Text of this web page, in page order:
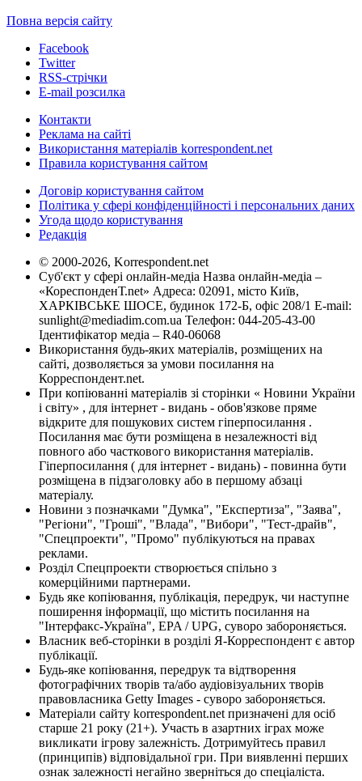
Повна версія сайту
Facebook
Twitter
RSS-стрічки
E-mail розсилка
Контакти
Реклама на сайті
Використання матеріалів korrespondent.net
Правила користування сайтом
Договір користування сайтом
Політика у сфері конфіденційності і персональних даних
Угода щодо користування
Редакція
© 2000-2026, Korrespondent.net
Суб'єкт у сфері онлайн-медіа Назва онлайн-медіа –
«КореспонденТ.net» Адреса: 02091, місто Київ,
ХАРКІВСЬКЕ ШОСЕ, будинок 172-Б, офіс 208/1 E-mail:
sunlight@mediadim.com.ua Телефон: 044-205-43-00
Ідентифікатор медіа – R40-06068
Використання будь-яких матеріалів, розміщених на
сайті, дозволяється за умови посилання на
Корреспондент.net.
При копіюванні матеріалів зі сторінки « Новини України
і світу» , для інтернет - видань - обов'язкове пряме
відкрите для пошукових систем гіперпосилання .
Посилання має бути розміщена в незалежності від
повного або часткового використання матеріалів.
Гіперпосилання ( для інтернет - видань) - повинна бути
розміщена в підзаголовку або в першому абзаці
матеріалу.
Новини з позначками "Думка", "Експертиза", "Заява",
"Регіони", "Гроші", "Влада", "Вибори", "Тест-драйв",
"Спецпроекти", "Промо" публікуються на правах
реклами.
Розділ Спецпроекти створюється спільно з
комерційними партнерами.
Будь яке копіювання, публікація, передрук, чи наступне
поширення інформації, що містить посилання на
"Інтерфакс-Україна", EPA / UPG, суворо забороняється.
Власник веб-сторінки в розділі Я-Корреспондент є автор
публікації.
Будь-яке копіювання, передрук та відтворення
фотографічних творів та/або аудіовізуальних творів
правовласника Getty Images - суворо забороняється.
Матеріали сайту korrespondent.net призначені для осіб
старше 21 року (21+). Участь в азартних іграх може
викликати ігрову залежність. Дотримуйтесь правил
(принципів) відповідальної гри. При виявленні перших
ознак залежності негайно зверніться до спеціаліста.